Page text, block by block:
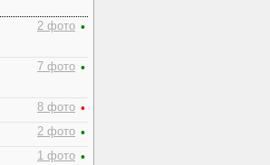
2 фото •
7 фото •
8 фото •
2 фото •
1 фото •